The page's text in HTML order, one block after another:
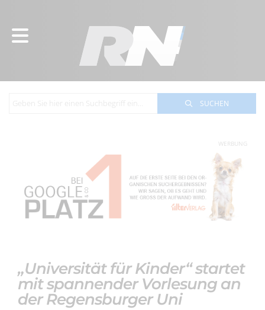
SUCHEN
WERBUNG
„Universität für Kinder“ startet
mit spannender Vorlesung an
der Regensburger Uni